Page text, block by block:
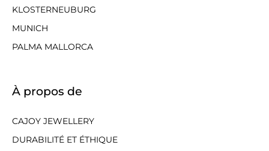
KLOSTERNEUBURG
MUNICH
PALMA MALLORCA
À propos de
CAJOY JEWELLERY
DURABILITÉ ET ÉTHIQUE